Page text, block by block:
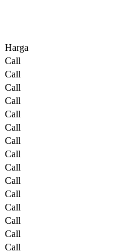
Harga
Call
Call
Call
Call
Call
Call
Call
Call
Call
Call
Call
Call
Call
Call
Call